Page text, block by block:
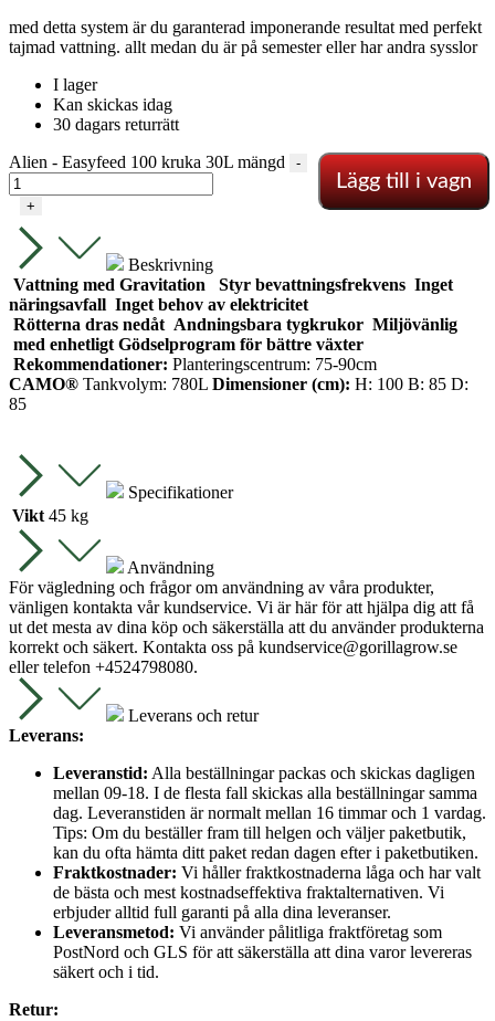
med detta system är du garanterad imponerande resultat med perfekt
tajmad vattning. allt medan du är på semester eller har andra sysslor
I lager
Kan skickas idag
30 dagars returrätt
Alien - Easyfeed 100 kruka 30L mängd
-
+
Lägg till i vagn
Beskrivning
Vattning med Gravitation
Styr bevattningsfrekvens Inget
näringsavfall Inget behov av elektricitet
Rötterna dras nedåt Andningsbara tygkrukor Miljövänlig
med enhetligt Gödselprogram för bättre växter
Rekommendationer: Planteringscentrum: 75-90cm
CAMO® Tankvolym: 780L Dimensioner (cm): H: 100 B: 85 D:
85
Specifikationer
Vikt 45 kg
Användning
För vägledning och frågor om användning av våra produkter,
vänligen kontakta vår kundservice. Vi är här för att hjälpa dig att få
ut det mesta av dina köp och säkerställa att du använder produkterna
korrekt och säkert. Kontakta oss på kundservice@gorillagrow.se
eller telefon +4524798080.
Leverans och retur
Leverans:
Leveranstid: Alla beställningar packas och skickas dagligen
mellan 09-18. I de flesta fall skickas alla beställningar samma
dag. Leveranstiden är normalt mellan 16 timmar och 1 vardag.
Tips: Om du beställer fram till helgen och väljer paketbutik,
kan du ofta hämta ditt paket redan dagen efter i paketbutiken.
Fraktkostnader: Vi håller fraktkostnaderna låga och har valt
de bästa och mest kostnadseffektiva fraktalternativen. Vi
erbjuder alltid full garanti på alla dina leveranser.
Leveransmetod: Vi använder pålitliga fraktföretag som
PostNord och GLS för att säkerställa att dina varor levereras
säkert och i tid.
Retur: